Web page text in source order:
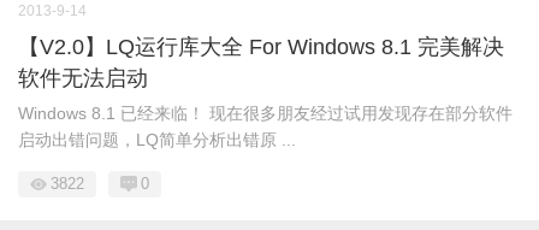
2013-9-14
【V2.0】LQ运行库大全 For Windows 8.1 完美解决
软件无法启动
Windows 8.1 已经来临！ 现在很多朋友经过试用发现存在部分软件
启动出错问题，LQ简单分析出错原 ...
3822 0